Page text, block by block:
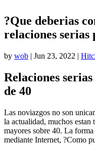
?Que deberias
relaciones serias
by wob | Jun 23, 2022 |
Relaciones
de 40
Las noviazgos no son
la actualidad, muchos
mayores sobre 40. La
mediante Internet, ?Como